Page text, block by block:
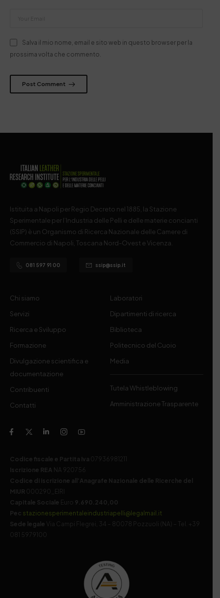
Salva il mio nome, email e sito web in questo browser per la
prossima volta che commento.
Post Comment
Istituita a Napoli per Regio Decreto nel 1885, la Stazione
Sperimentale per l’Industria delle Pelli e delle materie concianti
(SSIP) è un Organismo di Ricerca Nazionale delle Camere di
Commercio di Napoli, Toscana Nord-Ovest e Vicenza.
081 597 91 00 ssip@ssip.it
Chi siamo
Servizi
Ricerca e Sviluppo
Formazione
Divulgazione scientifica e
documentazione
Contribuenti
Contatti
Laboratori
Dipartimenti di ricerca
Biblioteca
Politecnico del Cuoio
Media
Tutela Whistleblowing
Amministrazione Trasparente
Codice fiscale e Partita Iva 07936981211
Iscrizione REA NA 920756
Codice di iscrizione all’Anagrafe Nazionale delle Ricerche del
MIUR 000290_EIRI
Capitale Sociale Euro 9.690.240,00
Pec stazionesperimentaleindustriapelli@legalmail.it
Sede legale
Via Campi Flegrei, 34 – 80078 Pozzuoli (NA) – Tel. +39
081 5979100